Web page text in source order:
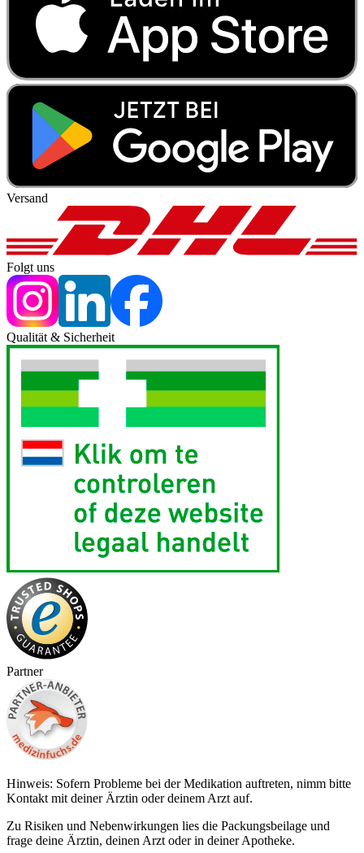
Versand
Folgt uns
Qualität & Sicherheit
Partner
Hinweis: Sofern Probleme bei der Medikation auftreten, nimm bitte
Kontakt mit deiner Ärztin oder deinem Arzt auf.
Zu Risiken und Nebenwirkungen lies die Packungsbeilage und
frage deine Ärztin, deinen Arzt oder in deiner Apotheke.